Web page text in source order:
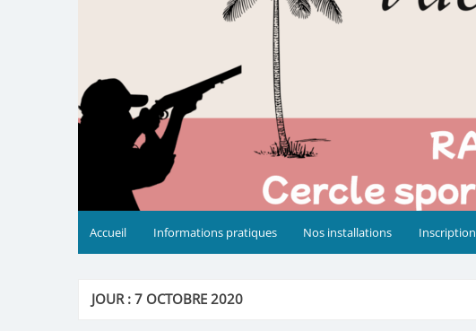
Accueil Informations pratiques Nos installations
JOUR :7 OCTOBRE 2020